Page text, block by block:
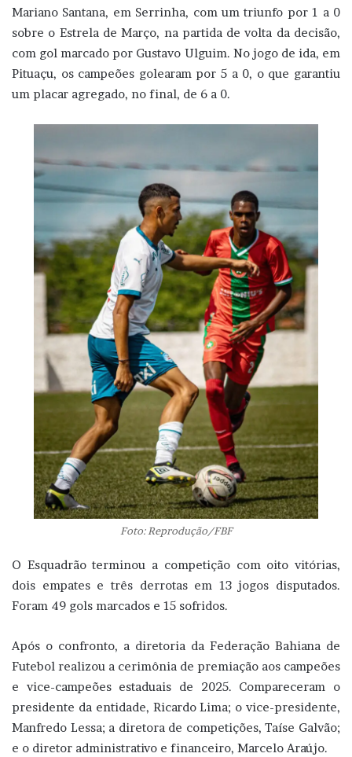
Mariano Santana, em Serrinha, com um triunfo por 1 a 0
sobre o Estrela de Março, na partida de volta da decisão,
com gol marcado por Gustavo Ulguim. No jogo de ida, em
Pituaçu, os campeões golearam por 5 a 0, o que garantiu
um placar agregado, no final, de 6 a 0.
Foto: Reprodução/FBF
O Esquadrão terminou a competição com oito vitórias,
dois empates e três derrotas em 13 jogos disputados.
Foram 49 gols marcados e 15 sofridos.
Após o confronto, a diretoria da Federação Bahiana de
Futebol realizou a cerimônia de premiação aos campeões
e vice-campeões estaduais de 2025. Compareceram o
presidente da entidade, Ricardo Lima; o vice-presidente,
Manfredo Lessa; a diretora de competições, Taíse Galvão;
e o diretor administrativo e financeiro, Marcelo Araújo.